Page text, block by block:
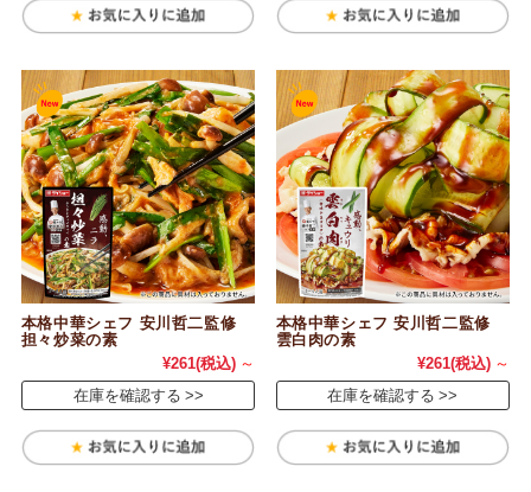
本格中華シェフ 安川哲二監修
担々炒菜の素
¥261(税込) ～
在庫を確認する
本格中華シェフ 安川哲二監修
雲白肉の素
¥261(税込) ～
在庫を確認する